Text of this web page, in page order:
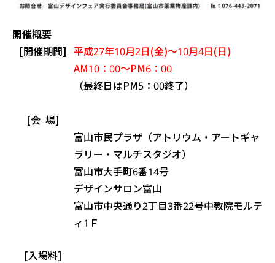
開催概要
[開催期間] 平成27年10月2日(金)～10月4日(日)
AM10：00～PM6：00
（最終日はPM5：00終了）
[会 場]
富山市民プラザ（アトリウム・アートギャ
ラリー・マルチスタジオ）
富山市大手町6番14号
デザインサロン富山
富山市中央通り2丁目3番22号中教院モルテ
ィ1Ｆ
[入場料]